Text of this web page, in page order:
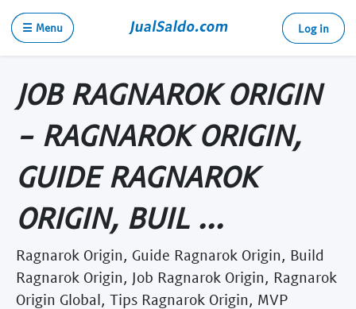
☰ Menu Log in
JOB RAGNAROK ORIGIN
- RAGNAROK ORIGIN,
GUIDE RAGNAROK
ORIGIN, BUIL ...
Ragnarok Origin, Guide Ragnarok Origin, Build
Ragnarok Origin, Job Ragnarok Origin, Ragnarok
Origin Global, Tips Ragnarok Origin, MVP